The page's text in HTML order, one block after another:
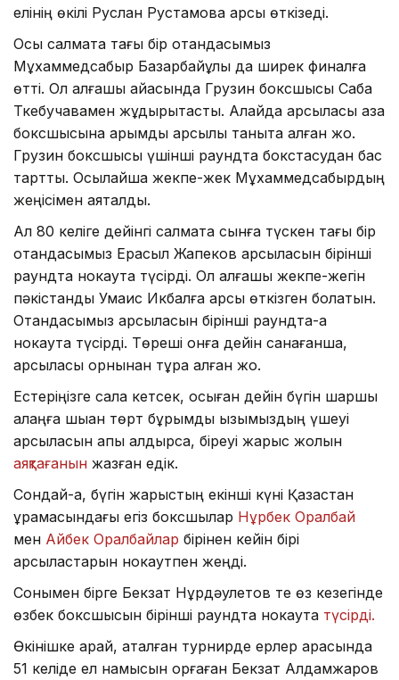
елінің өкілі Руслан Рустамовқа қарсы өткізеді.
Осы салмақта тағы бір отандасымыз
Мұхаммедсабыр Базарбайұлы да ширек финалға
өтті. Ол алғашқы айқасында Грузин боксшысы Саба
Ткебучавамен жұдырықтасты. Алайда қарсыласы қазақ
боксшысына қарымды қарсылық таныта алған жоқ.
Грузин боксшысы үшінші раундта бокстасудан бас
тартты. Осылайша жекпе-жек Мұхаммедсабырдың
жеңісімен аяқталды.
Ал 80 келіге дейінгі салмақта сынға түскен тағы бір
отандасымыз Ерасыл Жақпеков қарсыласын бірінші
раундта нокаутқа түсірді. Ол алғашқы жекпе-жегін
пәкістандық Умаис Икбалға қарсы өткізген болатын.
Отандасымыз қарсыласын бірінші раундта-ақ
нокаутқа түсірді. Төреші онға дейін санағанша,
қарсыласы орнынан тұра алған жоқ.
Естеріңізге сала кетсек, осыған дейін бүгін шаршы
алаңға шыққан төрт бұрымды қызымыздың үшеуі
қарсыласын қапы қалдырса, біреуі жарыс жолын
аяқтағанын жазған едік.
Сондай-ақ, бүгін жарыстың екінші күні Қазақстан
құрамасындағы егіз боксшылар Нұрбек Оралбай
мен Айбек Оралбайлар бірінен кейін бірі
қарсыластарын нокаутпен жеңді.
Сонымен бірге Бекзат Нұрдәулетов те өз кезегінде
өзбек боксшысын бірінші раундта нокаутқа түсірді.
Өкінішке қарай, аталған турнирде ерлер арасында
51 келіде ел намысын қорғаған Бекзат Алдамжаров